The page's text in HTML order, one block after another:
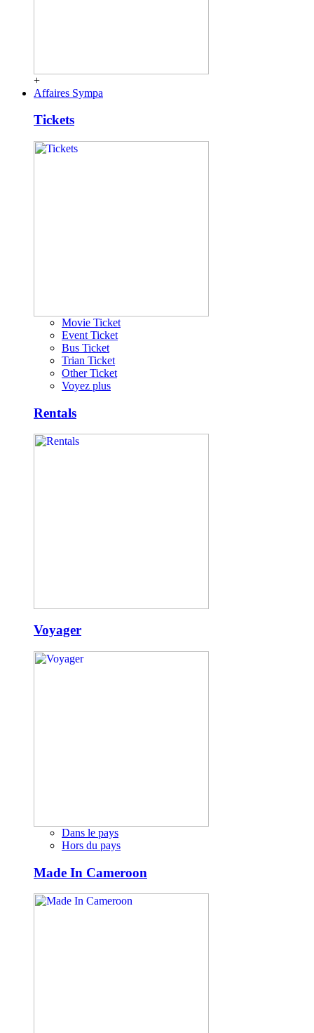
+
Affaires Sympa
Tickets
Movie Ticket
Event Ticket
Bus Ticket
Trian Ticket
Other Ticket
Voyez plus
Rentals
Voyager
Dans le pays
Hors du pays
Made In Cameroon